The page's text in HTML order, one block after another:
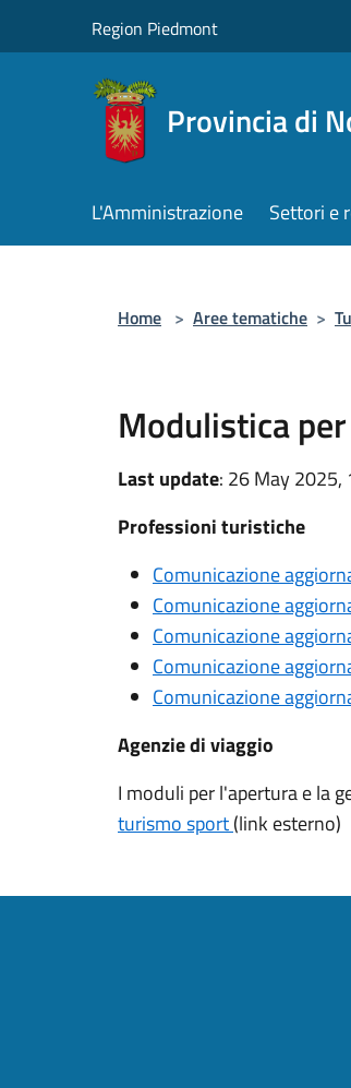
Region Piedmont
Provincia di
L'Amministrazione Settori e
Home > Aree tematiche >
Modulistica
Last update: 26 May 2025,
Professioni turistiche
Comunicazione
Comunicazione
Comunicazione
Comunicazione
Comunicazione
Agenzie di viaggio
I moduli per l'apertura e la
turismo sport(link esterno)